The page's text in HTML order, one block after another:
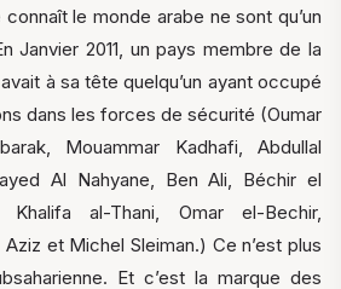
le monde arabe ne sont qu’un
Janvier 2011, un pays membre de la
à sa tête quelqu’un ayant occupé
dans les forces de sécurité (Oumar
Mouammar Kadhafi, Abdullal
Al Nahyane, Ben Ali, Béchir el
al-Thani, Omar el-Bechir,
et Michel Sleiman.) Ce n’est plus
Et c’est la marque des